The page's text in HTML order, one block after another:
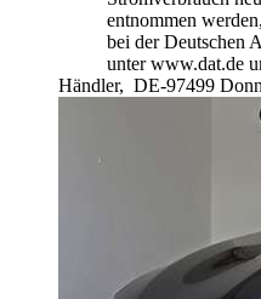
entnommen
bei der Deutschen
unter www.dat.de
Händler, DE-97499